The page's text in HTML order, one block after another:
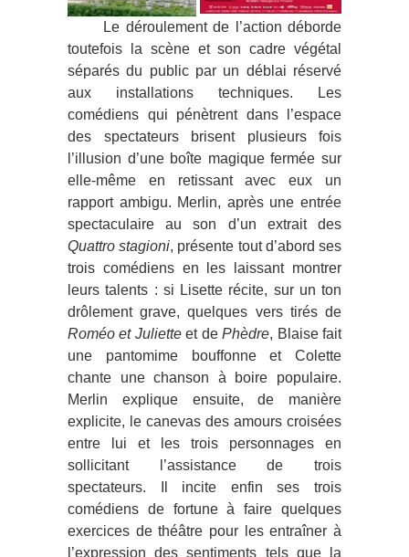
Le déroulement de l’action déborde
toutefois la scène et son cadre végétal
séparés du public par un déblai réservé
aux installations techniques. Les
comédiens qui pénètrent dans l’espace
des spectateurs brisent plusieurs fois
l’illusion d’une boîte magique fermée sur
elle-même en retissant avec eux un
rapport ambigu. Merlin, après une entrée
spectaculaire au son d’un extrait des
Quattro stagioni, présente tout d’abord ses
trois comédiens en les laissant montrer
leurs talents : si Lisette récite, sur un ton
drôlement grave, quelques vers tirés de
Roméo et Julietteet dePhèdre, Blaise fait
une pantomime bouffonne et Colette
chante une chanson à boire populaire.
Merlin explique ensuite, de manière
explicite, le canevas des amours croisées
entre lui et les trois personnages en
sollicitant l’assistance de trois
spectateurs. Il incite enfin ses trois
comédiens de fortune à faire quelques
exercices de théâtre pour les entraîner à
l’expression des sentiments tels que la